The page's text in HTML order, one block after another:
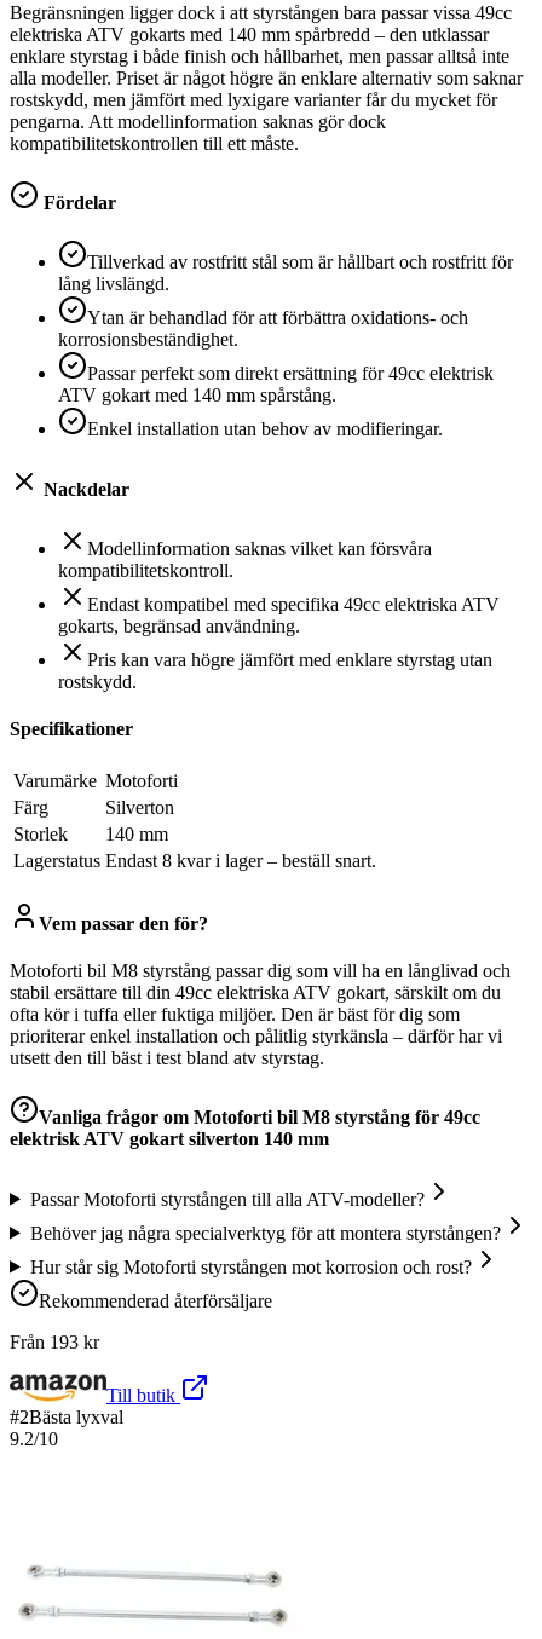
Begränsningen ligger dock i att styrstången bara passar vissa 49cc
elektriska ATV gokarts med 140 mm spårbredd – den utklassar
enklare styrstag i både finish och hållbarhet, men passar alltså inte
alla modeller. Priset är något högre än enklare alternativ som saknar
rostskydd, men jämfört med lyxigare varianter får du mycket för
pengarna. Att modellinformation saknas gör dock
kompatibilitetskontrollen till ett måste.
Fördelar
Tillverkad av rostfritt stål som är hållbart och rostfritt för
lång livslängd.
Ytan är behandlad för att förbättra oxidations- och
korrosionsbeständighet.
Passar perfekt som direkt ersättning för 49cc elektrisk
ATV gokart med 140 mm spårstång.
Enkel installation utan behov av modifieringar.
Nackdelar
Modellinformation saknas vilket kan försvåra
kompatibilitetskontroll.
Endast kompatibel med specifika 49cc elektriska ATV
gokarts, begränsad användning.
Pris kan vara högre jämfört med enklare styrstag utan
rostskydd.
Specifikationer
Varumärke Motoforti
Färg
Silverton
Storlek
140 mm
Lagerstatus Endast 8 kvar i lager – beställ snart.
Vem passar den för?
Motoforti bil M8 styrstång passar dig som vill ha en långlivad och
stabil ersättare till din 49cc elektriska ATV gokart, särskilt om du
ofta kör i tuffa eller fuktiga miljöer. Den är bäst för dig som
prioriterar enkel installation och pålitlig styrkänsla – därför har vi
utsett den till bäst i test bland atv styrstag.
Vanliga frågor om Motoforti bil M8 styrstång för 49cc
elektrisk ATV gokart silverton 140 mm
Passar Motoforti styrstången till alla ATV-modeller?
Behöver jag några specialverktyg för att montera styrstången?
Hur står sig Motoforti styrstången mot korrosion och rost?
Rekommenderad återförsäljare
Från 193 kr
Till butik
#2Bästa lyxval
9.2/10